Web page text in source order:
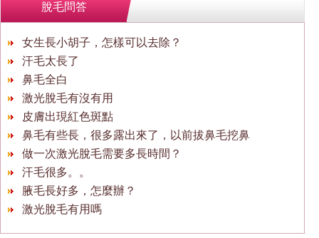
脫毛問答
女生長小胡子，怎樣可以去除？
汗毛太長了
鼻毛全白
激光脫毛有沒有用
皮膚出現紅色斑點
鼻毛有些長，很多露出來了，以前拔鼻毛挖鼻
做一次激光脫毛需要多長時間？
汗毛很多。。
腋毛長好多，怎麼辦？
激光脫毛有用嗎